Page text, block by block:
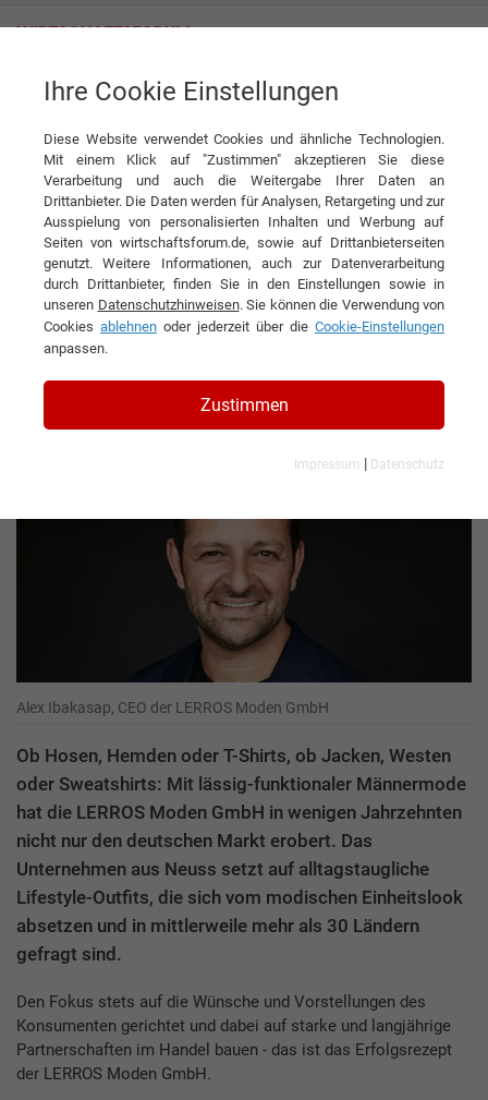
LERROS Moden GmbH
Interview LERROS Moden GmbH
DIESEN ARTIKEL EMPFEHLEN
„Kleidung ist ein sehr emotionales
Produkt!“
LERROS Moden GmbH
Alex Ibakasap, CEO der LERROS Moden GmbH
Ob Hosen, Hemden oder T-Shirts, ob Jacken, Westen
oder Sweatshirts: Mit lässig-funktionaler Männermode
hat die LERROS Moden GmbH in wenigen Jahrzehnten
nicht nur den deutschen Markt erobert. Das
Unternehmen aus Neuss setzt auf alltagstaugliche
Lifestyle-Outfits, die sich vom modischen Einheitslook
absetzen und in mittlerweile mehr als 30 Ländern
gefragt sind.
Den Fokus stets auf die Wünsche und Vorstellungen des
Konsumenten gerichtet und dabei auf starke und langjährige
Partnerschaften im Handel bauen - das ist das Erfolgsrezept
der LERROS Moden GmbH.
Ihre Cookie Einstellungen
Diese Website verwendet Cookies und ähnliche Technologien.
Mit einem Klick auf "Zustimmen" akzeptieren Sie diese
Verarbeitung und auch die Weitergabe Ihrer Daten an
Drittanbieter. Die Daten werden für Analysen, Retargeting und zur
Ausspielung von personalisierten Inhalten und Werbung auf
Seiten von wirtschaftsforum.de, sowie auf Drittanbieterseiten
genutzt. Weitere Informationen, auch zur Datenverarbeitung
durch Drittanbieter, finden Sie in den Einstellungen sowie in
unseren Datenschutzhinweisen. Sie können die Verwendung von
Cookies ablehnen oder jederzeit über die Cookie-Einstellungen
anpassen.
Zustimmen
Impressum | Datenschutz